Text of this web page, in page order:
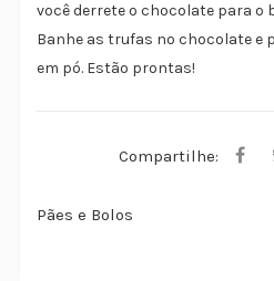
você derrete o chocolate para o
Banhe as trufas no chocolate e
em pó. Estão prontas!
Compartilhe:
Pães e Bolos